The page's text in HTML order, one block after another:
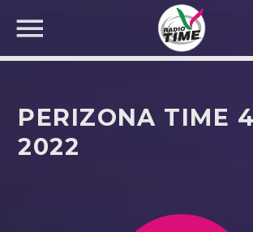
PERIZONA TIME
2022